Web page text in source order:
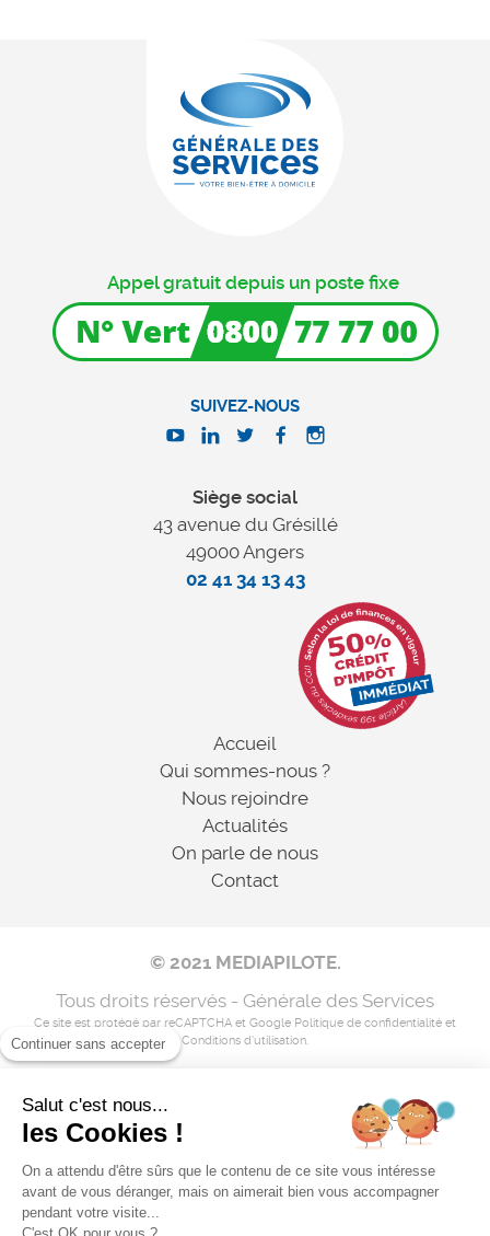
Siège social
43 avenue du Grésillé
49000 Angers
02 41 34 13 43
SUIVEZ-NOUS
Accueil
Qui sommes-nous ?
Nous rejoindre
Actualités
On parle de nous
Contact
Appel gratuit depuis un poste fixe
© 2021 MEDIAPILOTE.
Tous droits réservés - Générale des Services
Ce site est protégé par reCAPTCHA et Google Politique de confidentialité et
Conditions d'utilisation.
Flux RSS
Continuer sans accepter
Salut c'est nous...
les Cookies !
On a attendu d'être sûrs que le contenu de ce site vous intéresse
avant de vous déranger, mais on aimerait bien vous accompagner
pendant votre visite...
C'est OK pour vous ?